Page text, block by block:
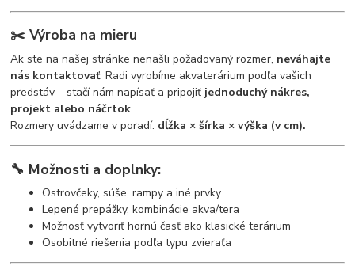
✂️Výroba na mieru
Ak ste na našej stránke nenašli požadovaný rozmer, neváhajte
nás kontaktovať. Radi vyrobíme akvaterárium podľa vašich
predstáv – stačí nám napísať a pripojiť jednoduchý nákres,
projekt alebo náčrtok.
Rozmery uvádzame v poradí: dĺžka × šírka × výška (v cm).
🔧 Možnosti a doplnky:
Ostrovčeky, súše, rampy a iné prvky
Lepené prepážky, kombinácie akva/tera
Možnosť vytvoriť hornú časť ako klasické terárium
Osobitné riešenia podľa typu zvieraťa